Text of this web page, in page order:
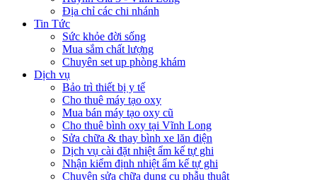
Địa chỉ các chi nhánh
Tin Tức
Sức khỏe đời sống
Mua sắm chất lượng
Chuyên set up phòng khám
Dịch vụ
Bảo trì thiết bị y tế
Cho thuê máy tạo oxy
Mua bán máy tạo oxy cũ
Cho thuê bình oxy tại Vĩnh Long
Sửa chữa & thay bình xe lăn điện
Dịch vụ cài đặt nhiệt ẩm kế tự ghi
Nhận kiểm định nhiệt ẩm kế tự ghi
Chuyên sửa chữa dụng cụ phẫu thuật